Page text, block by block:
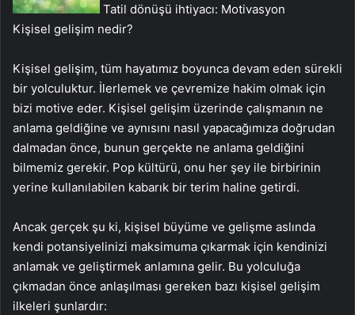
Tatil dönüşü ihtiyacı: Motivasyon
Kişisel gelişim nedir?
Kişisel gelişim, tüm hayatımız boyunca devam eden sürekli
bir yolculuktur. İlerlemek ve çevremize hakim olmak için
bizi motive eder. Kişisel gelişim üzerinde çalışmanın ne
anlama geldiğine ve aynısını nasıl yapacağımıza doğrudan
dalmadan önce, bunun gerçekte ne anlama geldiğini
bilmemiz gerekir. Pop kültürü, onu her şey ile birbirinin
yerine kullanılabilen kabarık bir terim haline getirdi.
Ancak gerçek şu ki, kişisel büyüme ve gelişme aslında
kendi potansiyelinizi maksimuma çıkarmak için kendinizi
anlamak ve geliştirmek anlamına gelir. Bu yolculuğa
çıkmadan önce anlaşılması gereken bazı kişisel gelişim
ilkeleri şunlardır: